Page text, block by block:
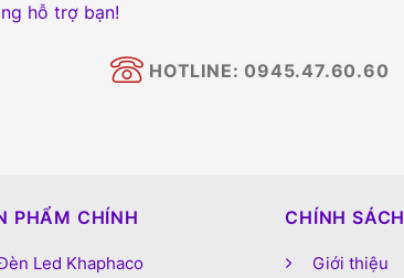
hỗ trợ bạn!
HOTLINE: 0945.47.60.60
PHẨM CHÍNH
Led Khaphaco
CHÍNH SÁCH
Giới thiệu